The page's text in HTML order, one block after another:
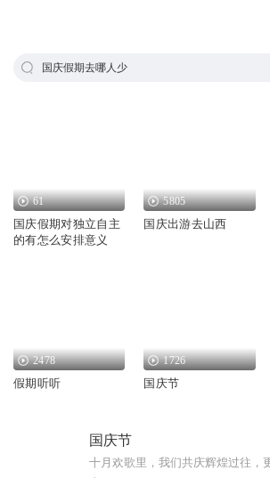
国庆假期去哪人少
61
国庆假期对独立自主
的有怎么安排意义
5805
国庆出游去山西
2478
假期听听
1726
国庆节
国庆节